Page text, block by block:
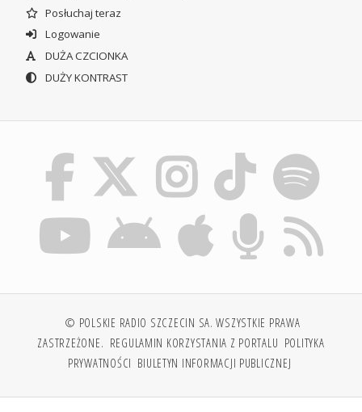
Posłuchaj teraz
Logowanie
DUŻA CZCIONKA
DUŻY KONTRAST
© POLSKIE RADIO SZCZECIN SA. WSZYSTKIE PRAWA
ZASTRZEŻONE. REGULAMIN KORZYSTANIA Z PORTALU POLITYKA
PRYWATNOŚCI BIULETYN INFORMACJI PUBLICZNEJ